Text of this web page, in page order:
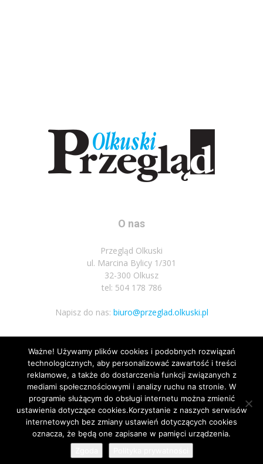
O nas
Przegląd Olkuski
ul. Marcina Bylicy 1/301
32-300 Olkusz
tel: 504 178 786
Napisz do nas: biuro@przeglad.olkuski.pl
Podążaj za nami
Nota prawna Polityka prywatnosci Kariera Regulamin
© Wszelkie prawa zastrzeżone 2020
Ważne! Używamy plików cookies i podobnych rozwiązań
technologicznych, aby personalizować zawartość i treści
reklamowe, a także do dostarczenia funkcji związanych z
mediami społecznościowymi i analizy ruchu na stronie. W
programie służącym do obsługi internetu można zmienić
ustawienia dotyczące cookies.Korzystanie z naszych serwisów
internetowych bez zmiany ustawień dotyczących cookies
oznacza, że będą one zapisane w pamięci urządzenia.